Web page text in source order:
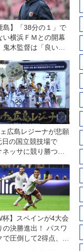
島】「38分の１」で
い横浜ＦＭとの開幕
鬼木監督は「良いも
もりで戦う」
広島レジーナが悲願
の国立競技場で
ネッサに競り勝つ◎
杯】スペインが4大会
の決勝進出！ パスワ
で圧倒して2得点、エ